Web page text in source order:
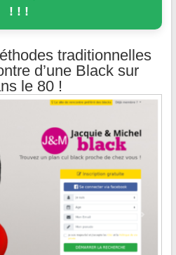
! ! !
traditionnelles
d’une Black sur
le 80 !